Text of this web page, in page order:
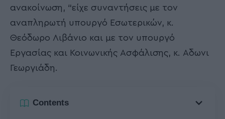
ανακοίνωση, “είχε συναντήσεις με τον
αναπληρωτή υπουργό Εσωτερικών, κ.
Θεόδωρο Λιβάνιο και με τον υπουργό
Εργασίας και Κοινωνικής Ασφάλισης, κ. Αδωνι
Γεωργιάδη.
Contents